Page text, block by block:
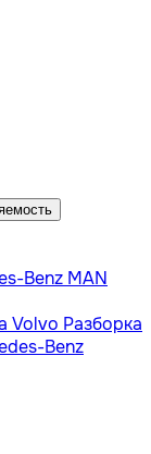
Benz MAN
Volvo Разборка
Benz